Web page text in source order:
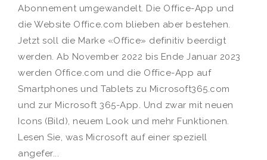
Abonnement umgewandelt. Die Office-App und
die Website Office.com blieben aber bestehen.
Jetzt soll die Marke «Office» definitiv beerdigt
werden. Ab November 2022 bis Ende Januar 2023
werden Office.com und die Office-App auf
Smartphones und Tablets zu Microsoft365.com
und zur Microsoft 365-App. Und zwar mit neuen
Icons (Bild), neuem Look und mehr Funktionen.
Lesen Sie, was Microsoft auf einer speziell
angefer...